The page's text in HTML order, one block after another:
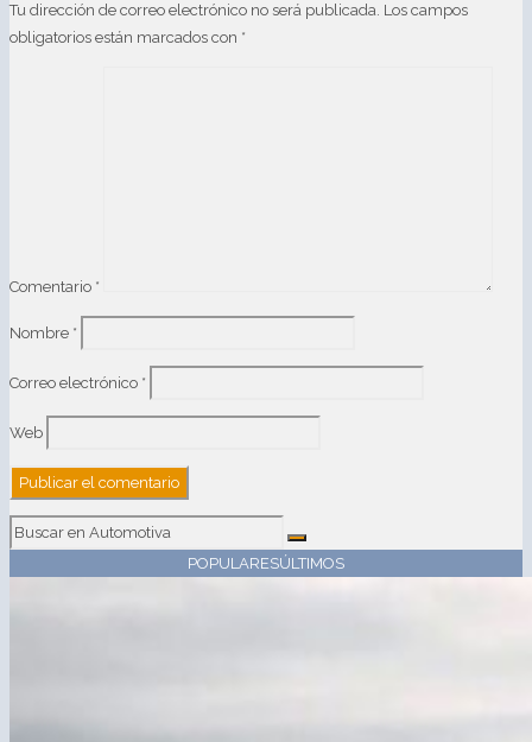
Tu dirección de correo electrónico no será publicada. Los campos
obligatorios están marcados con *
Comentario *
Nombre *
Correo electrónico *
Web
POPULARESÚLTIMOS